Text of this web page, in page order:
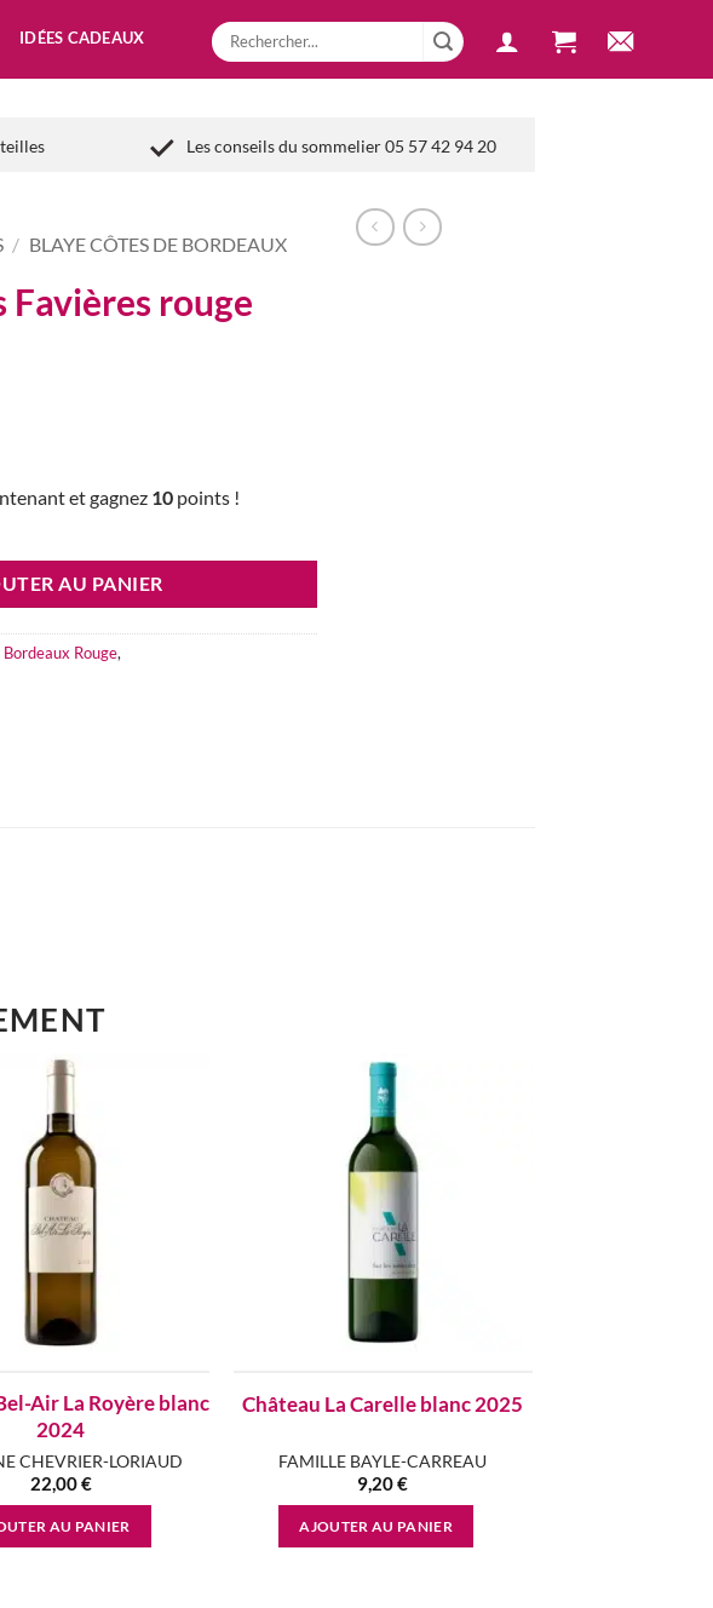
IDÉES CADEAUX
Les conseils du sommelier 05 57 42 94 20
/ BLAYE CÔTES DE BORDEAUX
Favières rouge
et gagnez 10 points !
AU PANIER
Rouge,
Air La Royère blanc
2024
CHEVRIER-LORIAUD
22,00€
AU PANIER
Château La Carelle blanc 2025
FAMILLE BAYLE-CARREAU
9,20€
AJOUTER AU PANIER